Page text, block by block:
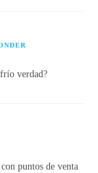
verdad?
puntos de venta